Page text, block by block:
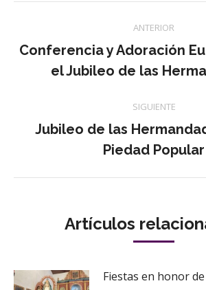
Navegación
entre
publicaciones
ANTERIOR
anterior:
Conferencia y Adoración
el Jubileo de las
SIGUIENTE
siguiente:
Jubileo de las
Piedad Popular
Artículos
Fiestas en honor